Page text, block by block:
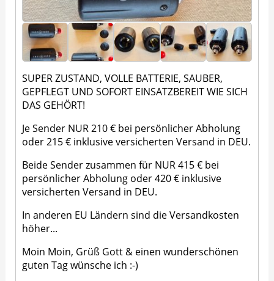
SUPER ZUSTAND, VOLLE BATTERIE, SAUBER,
GEPFLEGT UND SOFORT EINSATZBEREIT WIE SICH
DAS GEHÖRT!
Je Sender NUR 210 € bei persönlicher Abholung
oder 215 € inklusive versicherten Versand in DEU.
Beide Sender zusammen für NUR 415 € bei
persönlicher Abholung oder 420 € inklusive
versicherten Versand in DEU.
In anderen EU Ländern sind die Versandkosten
höher...
Moin Moin, Grüß Gott & einen wunderschönen
guten Tag wünsche ich :-)